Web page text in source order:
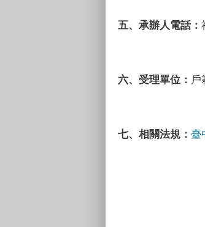
五、承辦人電話：
六、受理單位： 戶
七、相關法規： 臺